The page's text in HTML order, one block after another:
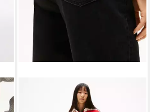
TOMMY JEANS
Mom-Jeans High waist -